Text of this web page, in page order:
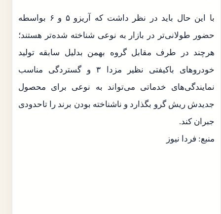
با این حال باید در نظر داشت که آریزو ۵ و ۶ بواسطه
حضور طولانی‌تر در بازار به نوعی شناخته شده‌تر هستند؛
هرچند در طرف مقابل گروه بهمن بدلیل سابقه تولید
خودروهای باکیفتی نظیر مزدا ۳ و گستردگی مناسب
نمایندگی‌های خدماتی می‌تواند به نوعی برای محصول
جدیدش ریش گرو بگذارد و ناشناخته بودن برند را تاحدودی
جبران کند.
منبع: فردا نیوز